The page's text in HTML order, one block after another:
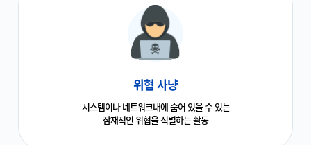
위협 사냥
시스템이나 네트워크내에 숨어 있을 수 있는
잠재적인 위협을 식별하는 활동